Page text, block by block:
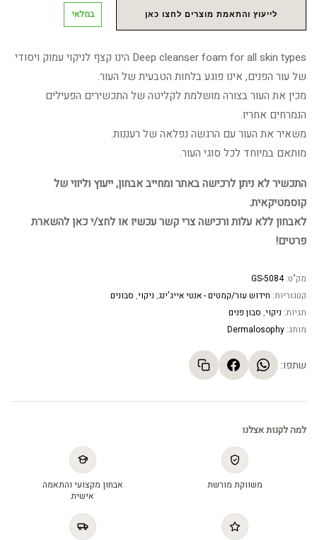
לייעוץ והתאמת מוצרים לחצו כאן במלאי
Deep cleanser foam for all skin types הינו קצף לניקוי עמוק ויסודי
של עור הפנים, אינו פוגע בלחות הטבעית של העור.
מכין את העור בצורה מושלמת לקליטה של התכשירים הפעילים
הנמרחים אחריו.
משאיר את העור עם הרגשה נפלאה של רעננות.
מותאם במיוחד לכל סוגי העור.
התכשיר לא ניתן לרכישה באתר ומחייב אבחון, ייעוץ וליווי של
קוסמטיקאית.
לאבחון ללא עלות ורכישה צרי קשר עכשיו או לחצ/י כאן להשארת
פרטים!
מק"ט:GS-5084
קטגוריות: חידוש עור/קמטים - אנטי אייג'ינג, ניקוי, סבונים
תגיות: ניקוי, סבון פנים
מותג: Dermalosophy
שתפו:
למה לקנות אצלנו
משווקת מורשת
אבחון מקצועי והתאמה
אישית